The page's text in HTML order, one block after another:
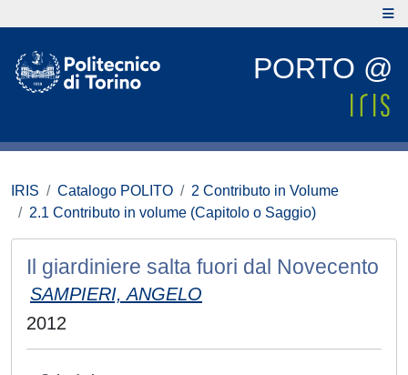
PORTO @
IRIS Catalogo POLITO
2 Contributo in Volume
2.1 Contributo in volume (Capitolo o Saggio)
Il giardiniere salta fuori dal Novecento
SAMPIERI, ANGELO
2012